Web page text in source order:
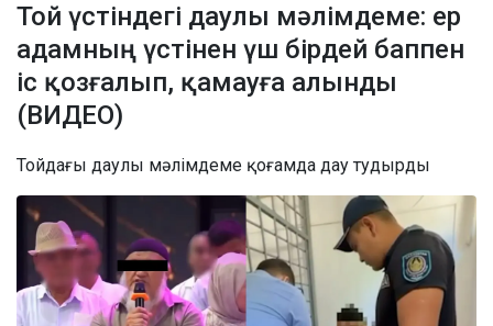
Той үстіндегі даулы мәлімдеме: ер
адамның үстінен үш бірдей баппен
іс қозғалып, қамауға алынды
(ВИДЕО)
Тойдағы даулы мәлімдеме қоғамда дау тудырды